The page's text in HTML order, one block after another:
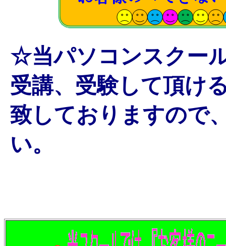
☆当パソコンスクー
受講、受験して頂け
致しておりますので
い。